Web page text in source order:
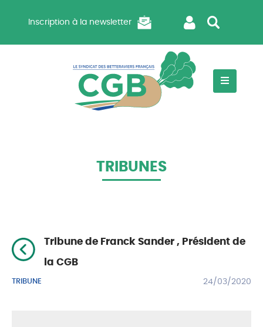
Inscription à la newsletter
TRIBUNES
Tribune de Franck Sander , Président de
la CGB
TRIBUNE 24/03/2020